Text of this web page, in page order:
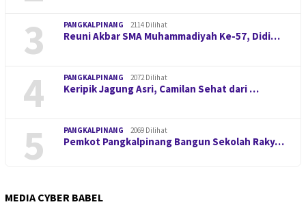
3 PANGKALPINANG 2114 Dilihat
Reuni Akbar SMA Muhammadiyah Ke-57, Didi…
4 PANGKALPINANG 2072 Dilihat
Keripik Jagung Asri, Camilan Sehat dari …
5 PANGKALPINANG 2069 Dilihat
Pemkot Pangkalpinang Bangun Sekolah Raky…
MEDIA CYBER BABEL